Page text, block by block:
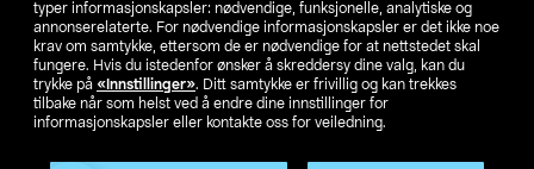
typer informasjonskapsler: nødvendige, funksjonelle, analytiske og
annonserelaterte. For nødvendige informasjonskapsler er det ikke noe
krav om samtykke, ettersom de er nødvendige for at nettstedet skal
fungere. Hvis du istedenfor ønsker å skreddersy dine valg, kan du
trykke på «Innstillinger». Ditt samtykke er frivillig og kan trekkes
tilbake når som helst ved å endre dine innstillinger for
informasjonskapsler eller kontakte oss for veiledning.